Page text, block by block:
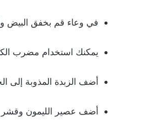
في وعاء قم بخفق البيض
يمكنك استخدام مضرب
أضف الزبدة المذوبة إلى
أضف عصير الليمون وقشر